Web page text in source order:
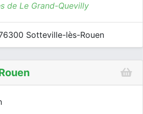
de Le Grand-Quevilly
Sotteville-lès-Rouen